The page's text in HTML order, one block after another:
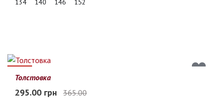
134 140 146 152
19%
Толстовка
295.00 грн 365.00